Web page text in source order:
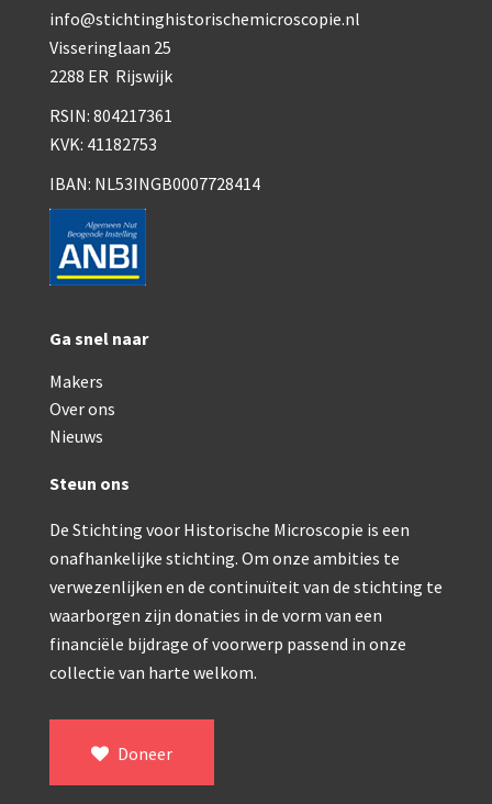
Smith, Beck & Beck, ‘Lister limb’ (1857)
Smith, Beck & Beck, ‘popular microscope’
Ongesigneerd, Engels (1860-1880)
Robbins (1860-1890)
Beck & Beck, ‘popular microscope’
Baker, prepareermicroscoop (1870-
Zeiss, statief IX (ca. 1890)
Seibert, ‘Stativ 3’ (1895-1900)
Watson & Sons, No. 1 ‘Van Heurck’ (ca.
Reichert (ca. 1925)
Winkel, statief BTC (1955-1957)
ROW, schoolmicroscoop (1955-1965)
info@stichtinghistorischemicroscopie.nl
Visseringlaan 25
2288 ER Rijswijk
RSIN: 804217361
KVK: 41182753
IBAN: NL53INGB0007728414
Ga snel naar
Makers
Over ons
Nieuws
Steun ons
De Stichting voor Historische Microscopie is een
onafhankelijke stichting. Om onze ambities te
verwezenlijken en de continuïteit van de stichting te
waarborgen zijn donaties in de vorm van een
financiële bijdrage of voorwerp passend in onze
collectie van harte welkom.
Doneer